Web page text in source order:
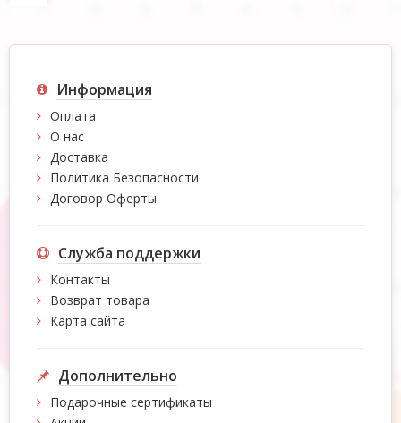
Информация
Оплата
О нас
Доставка
Политика Безопасности
Договор Оферты
Служба поддержки
Контакты
Возврат товара
Карта сайта
Дополнительно
Подарочные сертификаты